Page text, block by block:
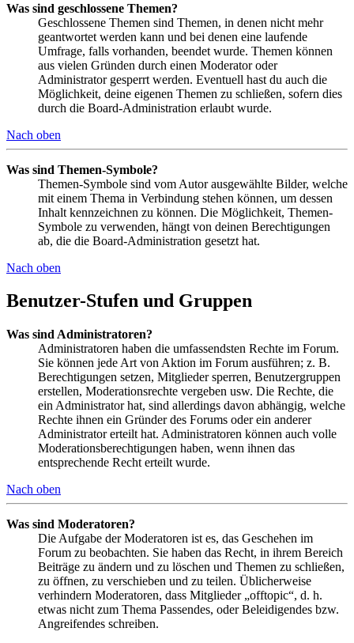
Was sind geschlossene Themen?
Geschlossene Themen sind Themen, in denen nicht mehr
geantwortet werden kann und bei denen eine laufende
Umfrage, falls vorhanden, beendet wurde. Themen können
aus vielen Gründen durch einen Moderator oder
Administrator gesperrt werden. Eventuell hast du auch die
Möglichkeit, deine eigenen Themen zu schließen, sofern dies
durch die Board-Administration erlaubt wurde.
Nach oben
Was sind Themen-Symbole?
Themen-Symbole sind vom Autor ausgewählte Bilder, welche
mit einem Thema in Verbindung stehen können, um dessen
Inhalt kennzeichnen zu können. Die Möglichkeit, Themen-
Symbole zu verwenden, hängt von deinen Berechtigungen
ab, die die Board-Administration gesetzt hat.
Nach oben
Benutzer-Stufen und Gruppen
Was sind Administratoren?
Administratoren haben die umfassendsten Rechte im Forum.
Sie können jede Art von Aktion im Forum ausführen; z. B.
Berechtigungen setzen, Mitglieder sperren, Benutzergruppen
erstellen, Moderationsrechte vergeben usw. Die Rechte, die
ein Administrator hat, sind allerdings davon abhängig, welche
Rechte ihnen ein Gründer des Forums oder ein anderer
Administrator erteilt hat. Administratoren können auch volle
Moderationsberechtigungen haben, wenn ihnen das
entsprechende Recht erteilt wurde.
Nach oben
Was sind Moderatoren?
Die Aufgabe der Moderatoren ist es, das Geschehen im
Forum zu beobachten. Sie haben das Recht, in ihrem Bereich
Beiträge zu ändern und zu löschen und Themen zu schließen,
zu öffnen, zu verschieben und zu teilen. Üblicherweise
verhindern Moderatoren, dass Mitglieder „offtopic“, d. h.
etwas nicht zum Thema Passendes, oder Beleidigendes bzw.
Angreifendes schreiben.